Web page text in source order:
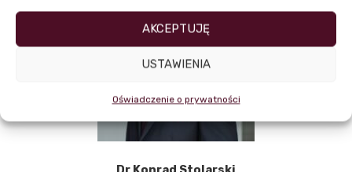
AKCEPTUJĘ
USTAWIENIA
Oświadczenie o prywatności